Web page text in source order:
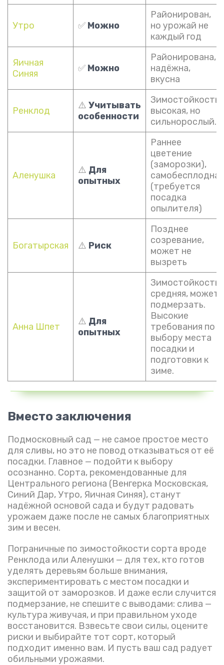
Утро ✅ Можно
Районирован,
но урожай не
каждый год
Яичная
Синяя
✅ Можно
Районирована,
надёжна,
вкусна
Ренклод ⚠️ Учитывать
особенности
Зимостойкость
высокая, но
сильнорослый.
Аленушка ⚠️ Для
опытных
Раннее
цветение
(заморозки),
самобесплодна
(требуется
посадка
опылителя)
Богатырская ⚠️ Риск
Позднее
созревание,
может не
вызреть
Анна Шпет ⚠️ Для
опытных
Зимостойкость
средняя, может
подмерзать.
Высокие
требования по
выбору места
посадки и
подготовки к
зиме.
Вместо заключения
Подмосковный сад — не самое простое место
для сливы, но это не повод отказываться от её
посадки. Главное — подойти к выбору
осознанно. Сорта, рекомендованные для
Центрального региона (Венгерка Московская,
Синий Дар, Утро, Яичная Синяя), станут
надёжной основой сада и будут радовать
урожаем даже после не самых благоприятных
зим и весен.
Пограничные по зимостойкости сорта вроде
Ренклода или Аленушки — для тех, кто готов
уделять деревьям больше внимания,
экспериментировать с местом посадки и
защитой от заморозков. И даже если случится
подмерзание, не спешите с выводами: слива —
культура живучая, и при правильном уходе
восстановится. Взвесьте свои силы, оцените
риски и выбирайте тот сорт, который
подходит именно вам. И пусть ваш сад радует
обильными урожаями.